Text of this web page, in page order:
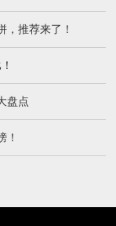
，推荐来了！
盘点
！